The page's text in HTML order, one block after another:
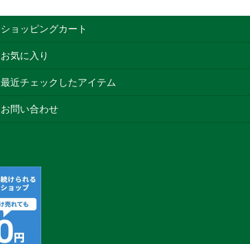
ショッピングカート
お気に入り
最近チェックしたアイテム
お問い合わせ